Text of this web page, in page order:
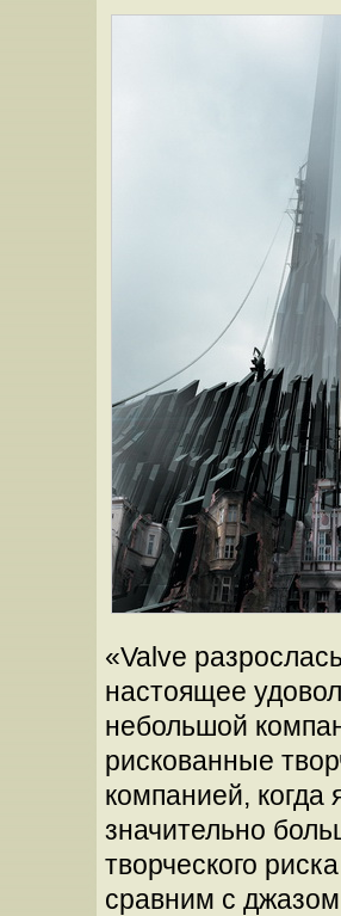
«Valve
настоящее
небольшой
рискованные
компанией,
значительно
творческого
сравним с